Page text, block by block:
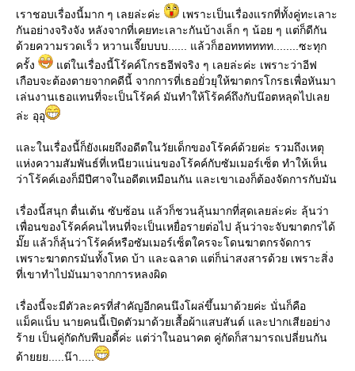
เราชอบเรื่องนี้มาก ๆ เลยล่ะค่ะ
เพราะเป็นเรื่องแรกที่ทั้งคู่ทะเลาะ
กันอย่างจริงจัง หลังจากที่เคยทะเลาะกันบ้างเล็ก ๆ น้อย ๆ แต่ก็ดีกัน
ด้วยความรวดเร็ว หวานเจี๊ยบบบ...... แล้วก็ฮอทททททท........ซะทุก
ครั้ง
ต่ในเรื่องนี้โร้คค์โกรธอีฟจริง ๆ เลยล่ะค่ะ เพราะว่าอีฟ
เกือบจะต้องตายจากคดีนี้ จากการที่เธอยั่วยุให้ฆาตกรโกรธเพื่อหันมา
เล่นงานเธอแทนที่จะเป็นโร้คค์ มันทำให้โร้คค์ถึงกับน๊อตหลุดไปเล
ล่ะ อุอุ
ละในเรื่องนี้ก็ยังเผยถึงอดีตในวัยเด็กของโร้คค์ด้วยค่ะ รวมถึงเหตุ
ห่งความสัมพันธ์ที่เหนียวแน่นของโร้คค์กับซัมเมอร์เซ็ต ทำให้เห็น
ว่าโร้คค์เองก็มีปีศาจในอดีตเหมือนกัน และเขาเองก็ต้องจัดการกับมัน
เรื่องนี้สนุก ตื่นเต้น ซับซ้อน แล้วก็ชวนลุ้นมากที่สุดเลยล่ะค่ะ ลุ้นว่า
เพื่อนของโร้คค์คนไหนที่จะเป็นเหยื่อรายต่อไป ลุ้นว่าจะจับฆาตกรได้
มั๊ย แล้วก็ลุ้นว่าโร้คค์หรือซัมเมอร์เซ็ตใครจะโดนฆาตกรจัดการ
เพราะฆาตกรมันทั้งโหด บ้า และฉลาด แต่ก็น่าสงสารด้วย เพราะสิ่ง
ที่เขาทำไปมันมาจากการหลงผิด
เรื่องนี้จะมีตัวละครที่สำคัญอีกคนนึงโผล่ขึ้นมาด้วยค่ะ นั่นก็คือ
ม็คแน็บ นายคนนี้เปิดตัวมาด้วยเสื้อผ้าแสบสันต์ และปากเสียอย่าง
ร้าย เป็นคู่กัดกับพีบอดี้ค่ะ แต่ว่าในอนาคต คู่กัดก็สามารถเปลี่ยนกัน
ด้ายยย.....น๊า.....